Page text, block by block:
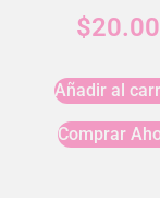
$20.00
Añadir al
Comprar